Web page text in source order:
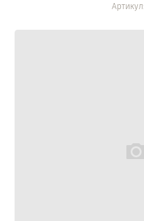
Артикул: